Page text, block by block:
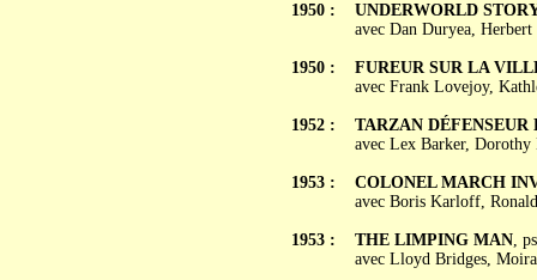
1950 :
1950 :
1952 :
1953 :
1953 :
UNDERWORLD
avec Dan Duryea,
FUREUR SUR LA
avec Frank Lovejoy,
TARZAN DÉFENSEUR
avec Lex Barker,
COLONEL MARCH
avec Boris Karloff,
THE LIMPING MAN,
avec Lloyd Bridges,